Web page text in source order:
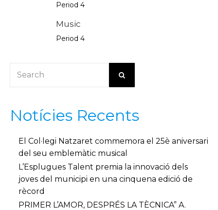
Period 4
Music
Period 4
Notícies Recents
El Col·legi Natzaret commemora el 25è aniversari
del seu emblemàtic musical
L’Esplugues Talent premia la innovació dels
joves del municipi en una cinquena edició de
rècord
PRIMER L’AMOR, DESPRÉS LA TÈCNICA” A.